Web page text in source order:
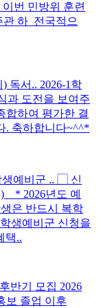
이번 민방위 훈련
관 하 전국적으
) 독서.. 2026-1학
과 도전을 보여주
합하여 평가한 결
. 축하합니다~^^*
예비군 ..
▢ 신
) * 2026년도 예
은 반드시 복학
생예비군 신청을
택..
반기 모집 2026
보 졸업 이후